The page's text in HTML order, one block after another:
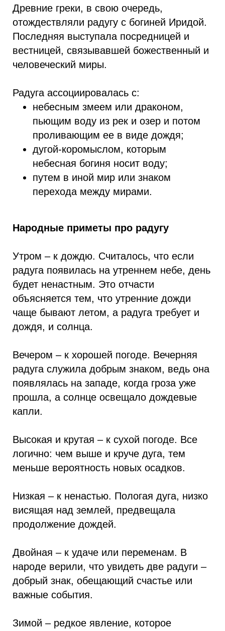
Древние греки, в свою очередь,
отождествляли радугу с богиней Иридой.
Последняя выступала посредницей и
вестницей, связывавшей божественный и
человеческий миры.
Радуга ассоциировалась с:
небесным змеем или драконом,
пьющим воду из рек и озер и потом
проливающим ее в виде дождя;
дугой-коромыслом, которым
небесная богиня носит воду;
путем в иной мир или знаком
перехода между мирами.
Народные приметы про радугу
Утром – к дождю. Считалось, что если
радуга появилась на утреннем небе, день
будет ненастным. Это отчасти
объясняется тем, что утренние дожди
чаще бывают летом, а радуга требует и
дождя, и солнца.
Вечером – к хорошей погоде. Вечерняя
радуга служила добрым знаком, ведь она
появлялась на западе, когда гроза уже
прошла, а солнце освещало дождевые
капли.
Высокая и крутая – к сухой погоде. Все
логично: чем выше и круче дуга, тем
меньше вероятность новых осадков.
Низкая – к ненастью. Пологая дуга, низко
висящая над землей, предвещала
продолжение дождей.
Двойная – к удаче или переменам. В
народе верили, что увидеть две радуги –
добрый знак, обещающий счастье или
важные события.
Зимой – редкое явление, которое